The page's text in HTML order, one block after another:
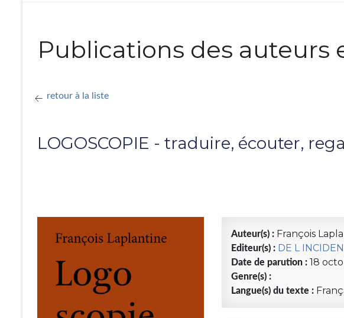
Publications des auteurs
retour à la liste
LOGOSCOPIE - traduire, écouter,
Auteur(s) : François
Editeur(s) : DE L
Date de parution : 18
Genre(s) :
Langue(s) du texte :